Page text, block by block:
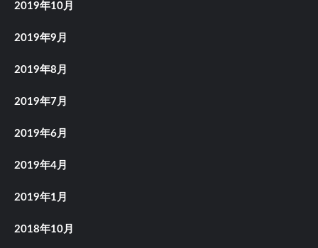
2019年10月
2019年9月
2019年8月
2019年7月
2019年6月
2019年4月
2019年1月
2018年10月